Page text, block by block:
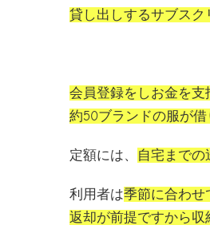
貸し出しするサブス
会員登録をしお金を
約50ブランドの服が借
定額には、 自宅まで
利用者は季節に合わせ
返却が前提ですから